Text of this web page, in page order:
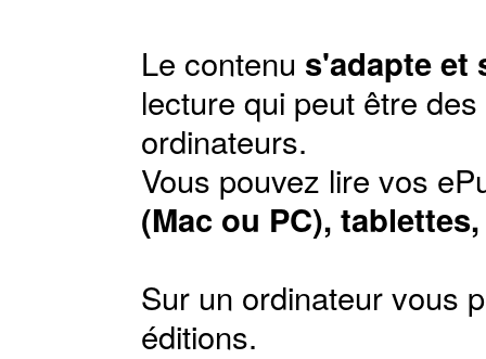
Le contenu s'adapte et
lecture qui peut être
ordinateurs.
Vous pouvez lire vos
(Mac ou PC),
Sur un ordinateur vous
éditions.